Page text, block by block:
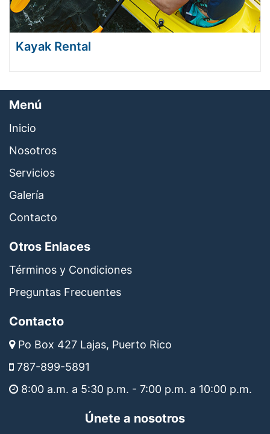
Kayak Rental
Menú
Inicio
Nosotros
Servicios
Galería
Contacto
Otros Enlaces
Términos y Condiciones
Preguntas Frecuentes
Contacto
Po Box 427 Lajas, Puerto Rico
787-899-5891
8:00 a.m. a 5:30 p.m. - 7:00 p.m. a 10:00 p.m.
Únete a nosotros